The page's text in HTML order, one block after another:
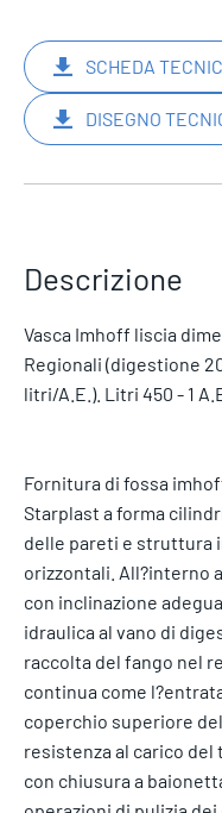
SCHEDA
DISEGNO
Descrizione
Vasca Imhoff liscia
Regionali (digestione
litri/A.E.). Litri 450 - 1
Fornitura di fossa
Starplast a forma
delle pareti e struttura
orizzontali. All?interno
con inclinazione
idraulica al vano di
raccolta del fango nel
continua come
coperchio superiore
resistenza al carico del
con chiusura a